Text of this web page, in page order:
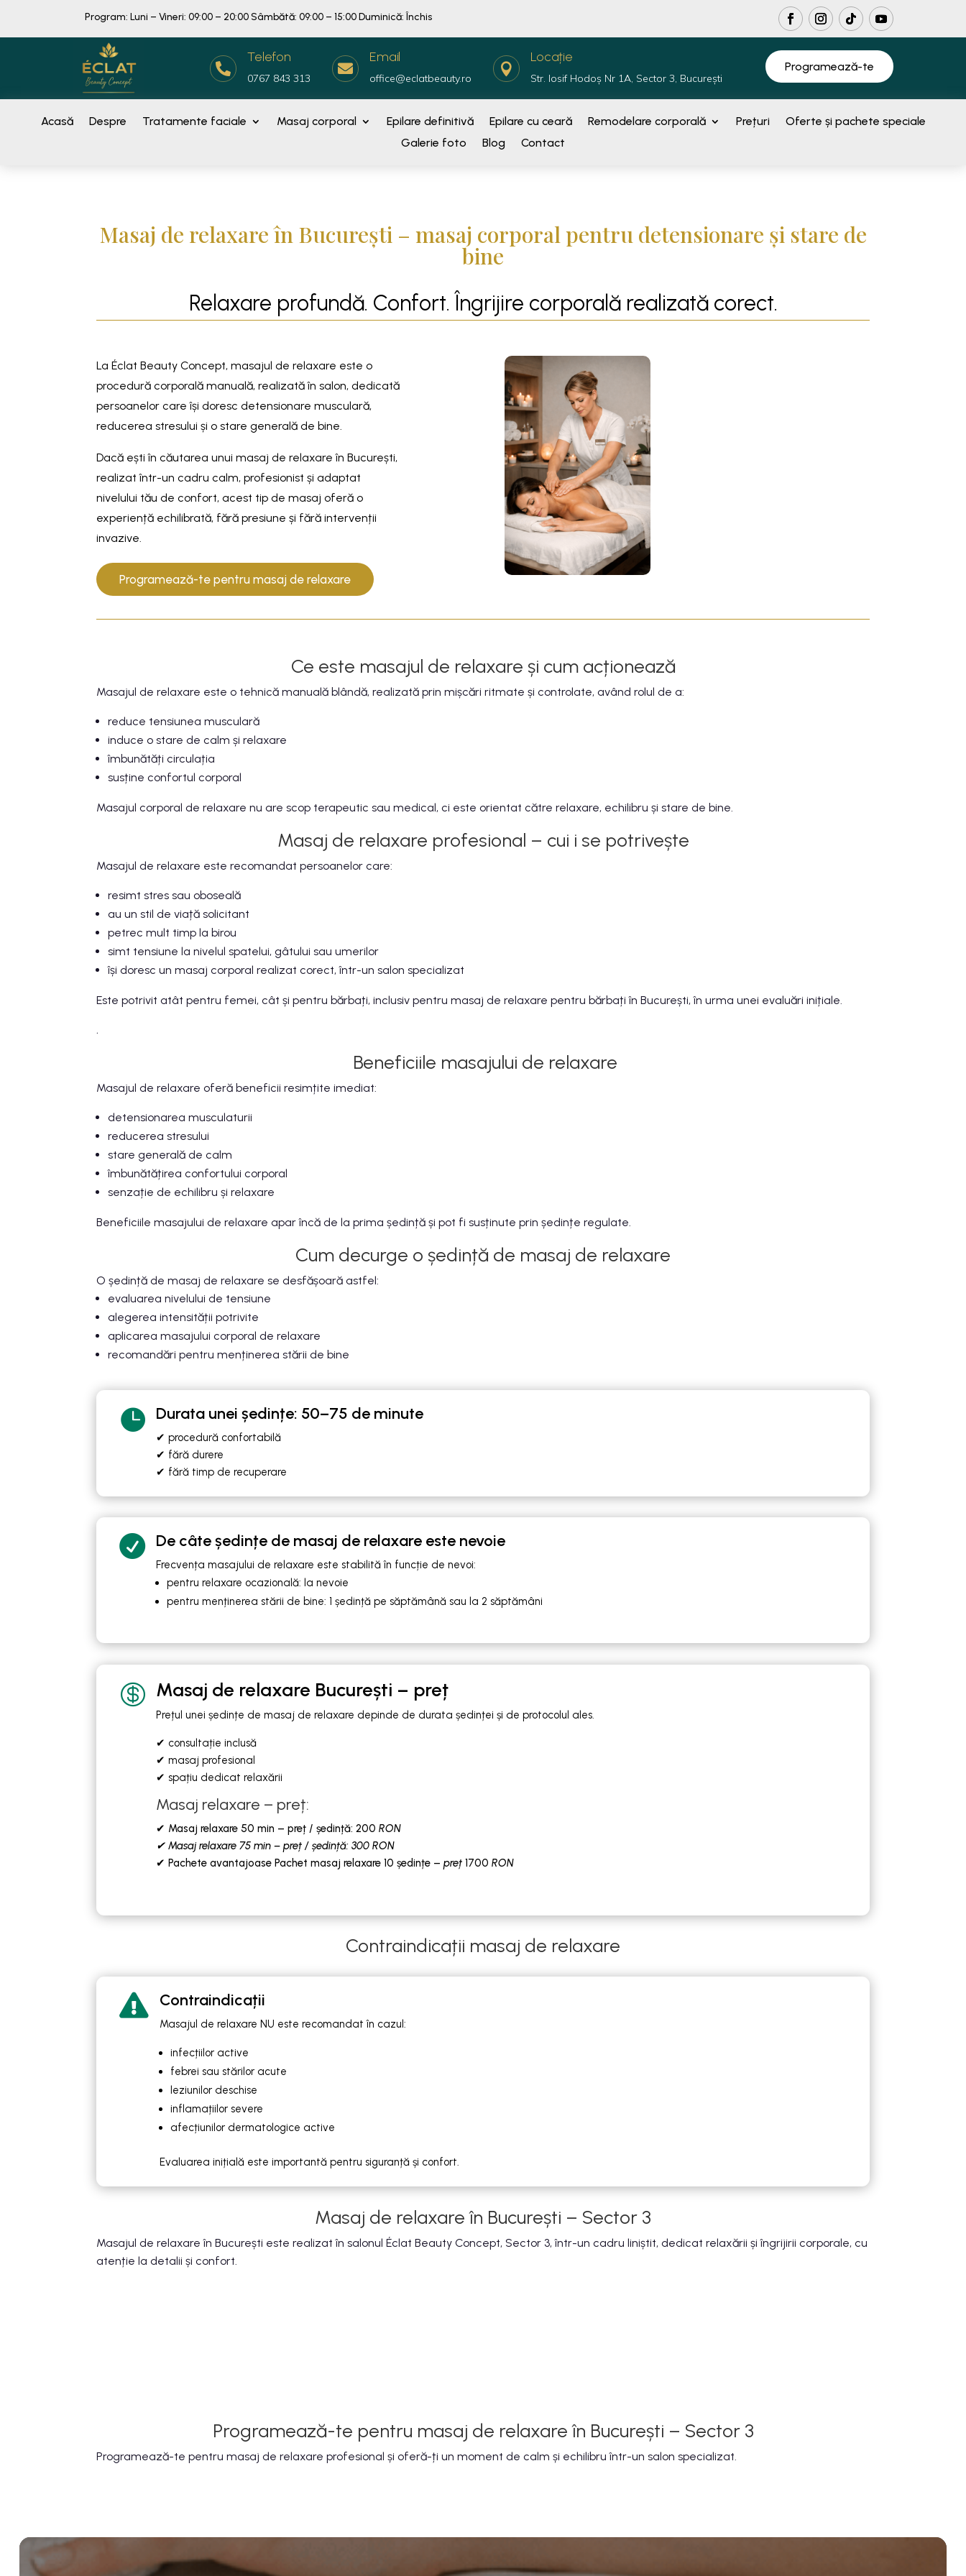
Program: Luni – Vineri: 09:00 – 20:00 Sâmbătă: 09:00 – 15:00 Duminică: Închis

Telefon
0767 843 313

Email
office@eclatbeauty.ro

Locație
Str. Iosif Hodoș Nr 1A, Sector 3, București
Programează-te
Acasă Despre Tratamente faciale Masaj corporal Epilare definitivă Epilare cu ceară Remodelare corporală Prețuri
Oferte și pachete speciale
Galerie foto
Blog Contact
Masaj de relaxare în București – masaj corporal pentru detensionare și stare de
bine
Relaxare profundă. Confort. Îngrijire corporală realizată corect.
La Éclat Beauty Concept, masajul de relaxare este o
procedură corporală manuală, realizată în salon, dedicată
persoanelor care își doresc detensionare musculară,
reducerea stresului și o stare generală de bine.
Dacă ești în căutarea unui masaj de relaxare în București,
realizat într-un cadru calm, profesionist și adaptat
nivelului tău de confort, acest tip de masaj oferă o
experiență echilibrată, fără presiune și fără intervenții
invazive.
Programează-te pentru masaj de relaxare
Ce este masajul de relaxare și cum acționează
Masajul de relaxare este o tehnică manuală blândă, realizată prin mișcări ritmate și controlate, având rolul de a:
reduce tensiunea musculară
induce o stare de calm și relaxare
îmbunătăți circulația
susține confortul corporal
Masajul corporal de relaxare nu are scop terapeutic sau medical, ci este orientat către relaxare, echilibru și stare de bine.
Masaj de relaxare profesional – cui i se potrivește
Masajul de relaxare este recomandat persoanelor care:
resimt stres sau oboseală
au un stil de viață solicitant
petrec mult timp la birou
simt tensiune la nivelul spatelui, gâtului sau umerilor
își doresc un masaj corporal realizat corect, într-un salon specializat
Este potrivit atât pentru femei, cât și pentru bărbați, inclusiv pentru masaj de relaxare pentru bărbați în București, în urma unei evaluări inițiale.
.
Beneficiile masajului de relaxare
Masajul de relaxare oferă beneficii resimțite imediat:
detensionarea musculaturii
reducerea stresului
stare generală de calm
îmbunătățirea confortului corporal
senzație de echilibru și relaxare
Beneficiile masajului de relaxare apar încă de la prima ședință și pot fi susținute prin ședințe regulate.
Cum decurge o ședință de masaj de relaxare
O ședință de masaj de relaxare se desfășoară astfel:
evaluarea nivelului de tensiune
alegerea intensității potrivite
aplicarea masajului corporal de relaxare
recomandări pentru menținerea stării de bine
 Durata unei ședințe: 50–75 de minute
✔ procedură confortabilă
✔ fără durere
✔ fără timp de recuperare
 De câte ședințe de masaj de relaxare este nevoie
Frecvența masajului de relaxare este stabilită în funcție de nevoi:
pentru relaxare ocazională: la nevoie
pentru menținerea stării de bine: 1 ședință pe săptămână sau la 2 săptămâni
 Masaj de relaxare București – preț
Prețul unei ședințe de masaj de relaxare depinde de durata ședinței și de protocolul ales.
✔ consultație inclusă
✔ masaj profesional
✔ spațiu dedicat relaxării
Masaj relaxare – preț:
✔ Masaj relaxare 50 min – preț / ședință: 200 RON
✔ Masaj relaxare 75 min – preț / ședință: 300 RON
✔ Pachete avantajoase Pachet masaj relaxare 10 ședințe – preț 1700 RON
Contraindicații masaj de relaxare
 Contraindicații
Masajul de relaxare NU este recomandat în cazul:
infecțiilor active
febrei sau stărilor acute
leziunilor deschise
inflamațiilor severe
afecțiunilor dermatologice active
Evaluarea inițială este importantă pentru siguranță și confort.
Masaj de relaxare în București – Sector 3
Masajul de relaxare în București este realizat în salonul Éclat Beauty Concept, Sector 3, într-un cadru liniștit, dedicat relaxării și îngrijirii corporale, cu
atenție la detalii și confort.
Programează-te pentru masaj de relaxare în București – Sector 3
Programează-te pentru masaj de relaxare profesional și oferă-ți un moment de calm și echilibru într-un salon specializat.